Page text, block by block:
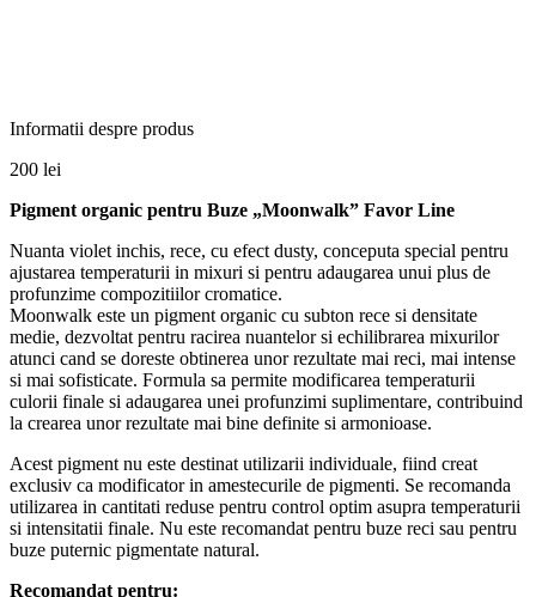
Informatii despre produs
200 lei
Pigment organic pentru Buze „Moonwalk” Favor Line
Nuanta violet inchis, rece, cu efect dusty, conceputa special pentru
ajustarea temperaturii in mixuri si pentru adaugarea unui plus de
profunzime compozitiilor cromatice.
Moonwalk este un pigment organic cu subton rece si densitate
medie, dezvoltat pentru racirea nuantelor si echilibrarea mixurilor
atunci cand se doreste obtinerea unor rezultate mai reci, mai intense
si mai sofisticate. Formula sa permite modificarea temperaturii
culorii finale si adaugarea unei profunzimi suplimentare, contribuind
la crearea unor rezultate mai bine definite si armonioase.
Acest pigment nu este destinat utilizarii individuale, fiind creat
exclusiv ca modificator in amestecurile de pigmenti. Se recomanda
utilizarea in cantitati reduse pentru control optim asupra temperaturii
si intensitatii finale. Nu este recomandat pentru buze reci sau pentru
buze puternic pigmentate natural.
Recomandat pentru: